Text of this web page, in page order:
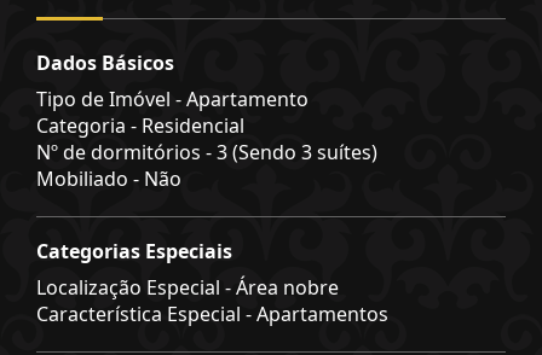
Dados Básicos
Tipo de Imóvel - Apartamento
Categoria - Residencial
Nº de dormitórios - 3 (Sendo 3 suítes)
Mobiliado - Não
Categorias Especiais
Localização Especial - Área nobre
Característica Especial - Apartamentos